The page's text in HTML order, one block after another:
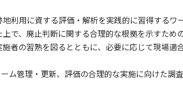
利用に資する評価・解析を実践的に習得するワ
で、廃止判断に関する合理的な根拠を示すため
者の習熟を図るとともに、必要に応じて現場適
ム管理・更新、評価の合理的な実施に向けた調